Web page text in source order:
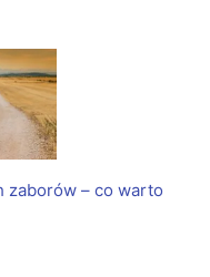
zaborów – co warto